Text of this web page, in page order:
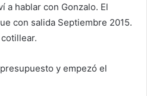
a hablar con Gonzalo. El
con salida Septiembre 2015.
y empezó el